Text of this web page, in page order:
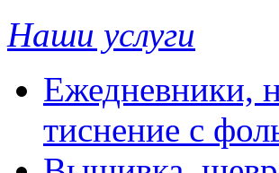
Наши услуги
Ежедневники,
тиснение с